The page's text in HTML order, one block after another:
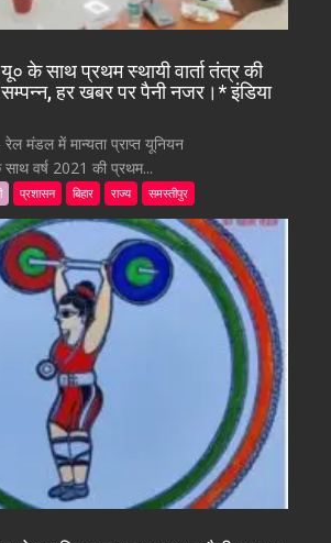
के साथ प्रथम स्थायी वार्ता तंत्र की
हर खबर पर पैनी नजर।* इंडिया
मंडल में मान्यता प्राप्त यूनियन
वर्ष 2021 की प्रथम...
प्रशासन बिहार राज्य समस्तीपुर